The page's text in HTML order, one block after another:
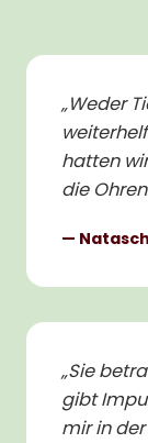
„Weder
hatten
die
—
„Sie
gibt
mir in